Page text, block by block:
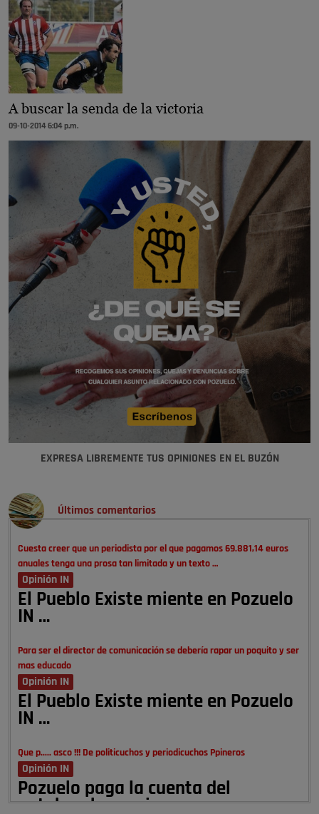
A buscar la senda de la victoria
09-10-2014 6:04 p.m.
EXPRESA LIBREMENTE TUS OPINIONES EN EL BUZÓN
Últimos comentarios
Cuesta creer que un periodista por el que pagamos 69.881,14 euros
anuales tenga una prosa tan limitada y un texto …
Opinión IN
El Pueblo Existe miente en Pozuelo
IN …
Para ser el director de comunicación se debería rapar un poquito y ser
mas educado
Opinión IN
El Pueblo Existe miente en Pozuelo
IN …
Que p..... asco !!! De politicuchos y periodicuchos Ppineros
Opinión IN
Pozuelo paga la cuenta del
autobombo: casi …